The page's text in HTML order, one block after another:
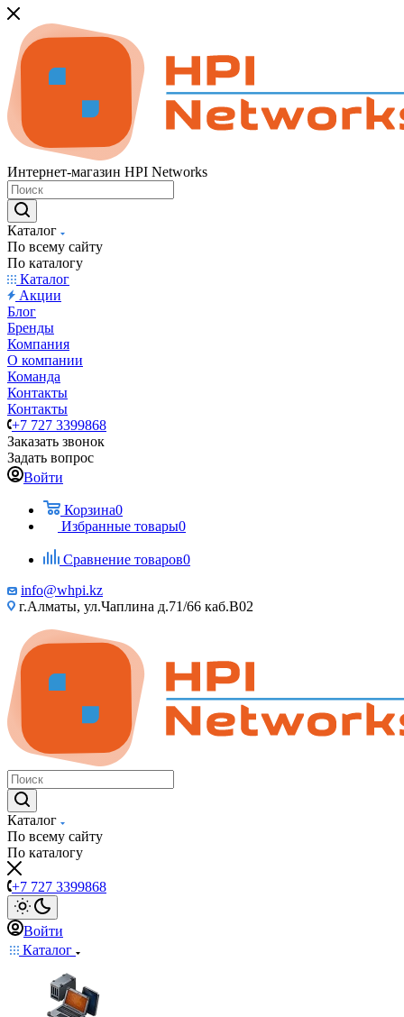
Интернет-магазин HPI Networks
Каталог
По всему сайту
По каталогу
Каталог
Акции
Блог
Бренды
Компания
О компании
Команда
Контакты
Контакты
+7 727 3399868
Заказать звонок
Задать вопрос
Войти
Корзина0
Избранные товары0
Сравнение товаров0
info@whpi.kz
г.Алматы, ул.Чаплина д.71/66 каб.B02
Каталог
По всему сайту
По каталогу
+7 727 3399868
Войти
Каталог